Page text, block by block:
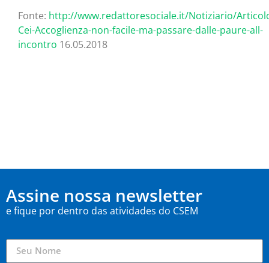
Fonte: http://www.redattoresociale.it/Notiziario/
Cei-Accoglienza-non-facile-ma-passare-dalle-paure-all-
incontro 16.05.2018
Assine nossa newsletter
e fique por dentro das atividades do CSEM